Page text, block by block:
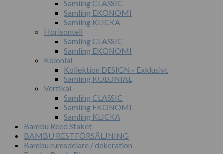
Samling CLASSIC
Samling EKONOMI
Samling KLICKA
Horisontell
Samling CLASSIC
Samling EKONOMI
Kolonial
Kollektion DESIGN - Exklusivt
Samling KOLONIAL
Vertikal
Samling CLASSIC
Samling EKONOMI
Samling KLICKA
Bambu Reed Staket
BAMBU RESTFÖRSÄLJNING
Bambu rumsdelare / dekoration